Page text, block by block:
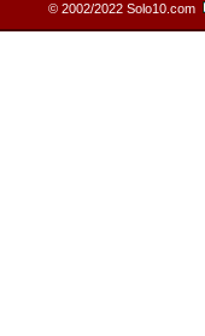
© 2002/2022 Solo10.com